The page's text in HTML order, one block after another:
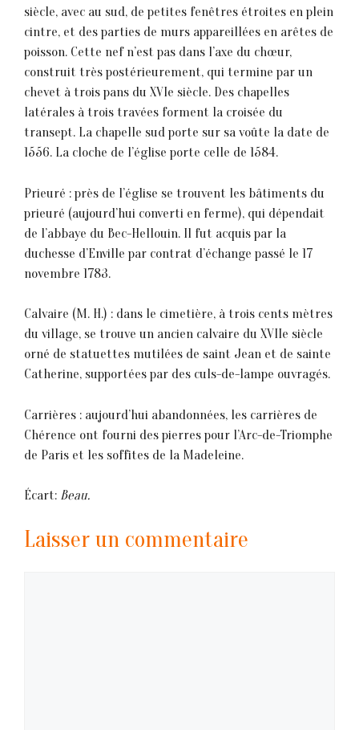
siècle, avec au sud, de petites fenêtres étroites en plein
cintre, et des parties de murs appareillées en arêtes de
poisson. Cette nef n’est pas dans l’axe du chœur,
construit très postérieurement, qui termine par un
chevet à trois pans du XVIe siècle. Des chapelles
latérales à trois travées forment la croisée du
transept. La chapelle sud porte sur sa voûte la date de
1556. La cloche de l’église porte celle de 1584.
Prieuré : près de l’église se trouvent les bâtiments du
prieuré (aujourd’hui converti en ferme), qui dépendait
de l’abbaye du Bec-Hellouin. Il fut acquis par la
duchesse d’Enville par contrat d’échange passé le 17
novembre 1783.
Calvaire (M. H.) : dans le cimetière, à trois cents mètres
du village, se trouve un ancien calvaire du XVIIe siècle
orné de statuettes mutilées de saint Jean et de sainte
Catherine, supportées par des culs-de-lampe ouvragés.
Carrières : aujourd’hui abandonnées, les carrières de
Chérence ont fourni des pierres pour l’Arc-de-Triomphe
de Paris et les soffites de la Madeleine.
Écart: Beau.
Laisser un commentaire